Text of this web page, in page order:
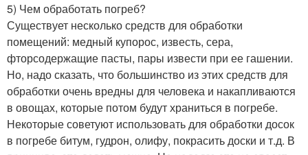
5) Чем обработать погреб?
Существует несколько средств для обработки
помещений: медный купорос, известь, сера,
фторсодержащие пасты, пары извести при ее гашении.
Но, надо сказать, что большинство из этих средств для
обработки очень вредны для человека и накапливаются
в овощах, которые потом будут храниться в погребе.
Некоторые советуют использовать для обработки досок
в погребе битум, гудрон, олифу, покрасить доски и т.д. В